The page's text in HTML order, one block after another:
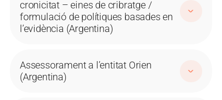
cronicitat – eines de cribratge /
formulació de polítiques basades en
l’evidència (Argentina)
Assessorament a l’entitat Orien
(Argentina)